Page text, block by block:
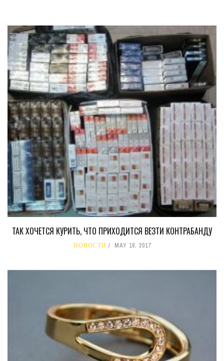
ТАК ХОЧЕТСЯ КУРИТЬ, ЧТО ПРИХОДИТСЯ ВЕЗТИ КОНТРАБАНДУ
НОВОСТИ MAY 18, 2017